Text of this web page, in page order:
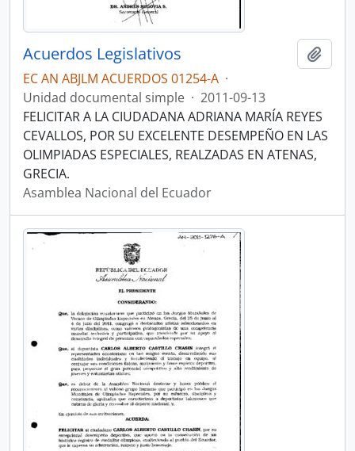
Acuerdos Legislativos
EC AN ABJLM ACUERDOS 01254-A ·
Unidad documental simple · 2011-09-13
FELICITAR A LA CIUDADANA ADRIANA MARÍA REYES
CEVALLOS, POR SU EXCELENTE DESEMPEÑO EN LAS
OLIMPIADAS ESPECIALES, REALZADAS EN ATENAS,
GRECIA.
Asamblea Nacional del Ecuador